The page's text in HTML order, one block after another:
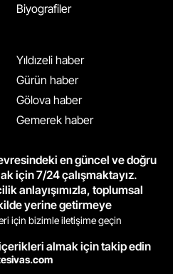
Biyografiler
Yıldızeli haber
Gürün haber
Gölova haber
Gemerek haber
en güncel ve doğru
için 7/24 çalışmaktayız.
anlayışımızla, toplumsal
yerine getirmeye
için bizimle iletişime geçin
almak için takip edin